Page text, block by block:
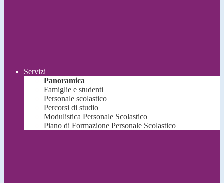
Servizi
Panoramica
Famiglie e studenti
Personale scolastico
Percorsi di studio
Modulistica Personale Scolastico
Piano di Formazione Personale Scolastico